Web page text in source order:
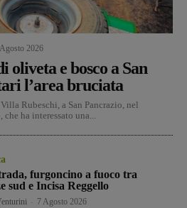
2026
oliveta e bosco a San
l’area bruciata
Rubeschi, a San Pancrazio, nel
ha interessato una...
furgoncino a fuoco tra
sud e Incisa Reggello
7 Agosto 2026